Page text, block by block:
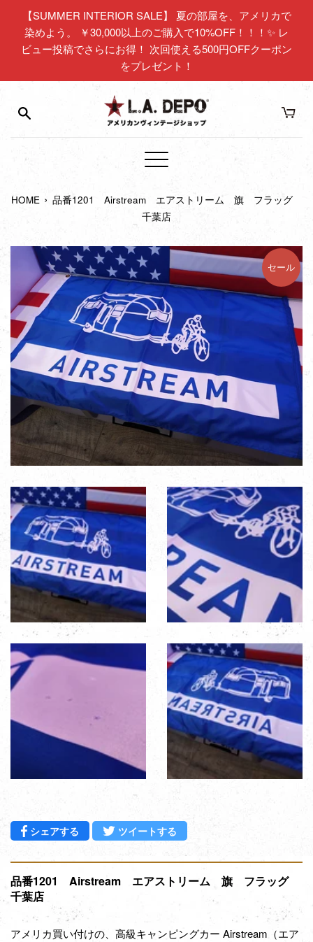
【SUMMER INTERIOR SALE】 夏の部屋を、アメリカで
染めよう。 ￥30,000以上のご購入で10%OFF！！！✨ レ
ビュー投稿でさらにお得！ 次回使える500円OFFクーポン
をプレゼント！
メ
ュ
ー
HOME › 品番1201 Airstream エアストリーム 旗 フラッグ
千葉店
セール
シェアする Facebookでシェアする
ツイートする
品番1201 Airstream エアストリーム 旗 フラッグ
千葉店
アメリカ買い付けの、高級キャンピングカー Airstream（エア